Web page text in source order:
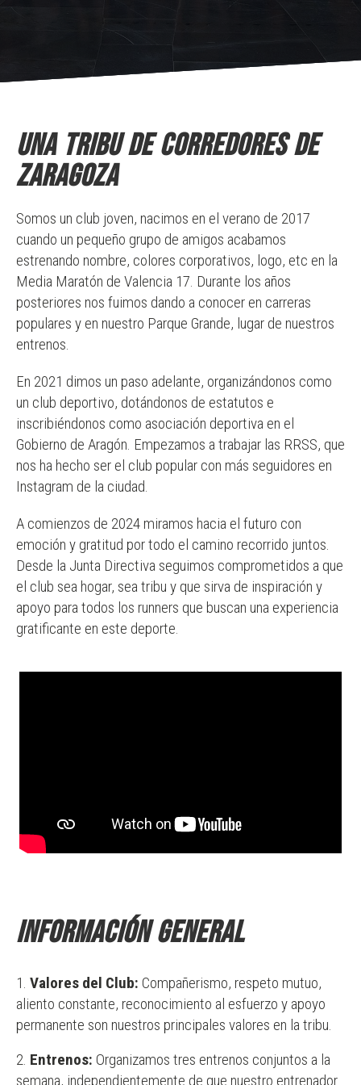
Una tribu de corredores de
Zaragoza
Somos un club joven, nacimos en el verano de 2017
cuando un pequeño grupo de amigos acabamos
estrenando nombre, colores corporativos, logo, etc en la
Media Maratón de Valencia 17. Durante los años
posteriores nos fuimos dando a conocer en carreras
populares y en nuestro Parque Grande, lugar de nuestros
entrenos.
En 2021 dimos un paso adelante, organizándonos como
un club deportivo, dotándonos de estatutos e
inscribiéndonos como asociación deportiva en el
Gobierno de Aragón. Empezamos a trabajar las RRSS, que
nos ha hecho ser el club popular con más seguidores en
Instagram de la ciudad.
A comienzos de 2024 miramos hacia el futuro con
emoción y gratitud por todo el camino recorrido juntos.
Desde la Junta Directiva seguimos comprometidos a que
el club sea hogar, sea tribu y que sirva de inspiración y
apoyo para todos los runners que buscan una experiencia
gratificante en este deporte.
Información general
Valores del Club: Compañerismo, respeto mutuo,
aliento constante, reconocimiento al esfuerzo y apoyo
permanente son nuestros principales valores en la tribu.
Entrenos: Organizamos tres entrenos conjuntos a la
semana, independientemente de que nuestro entrenador